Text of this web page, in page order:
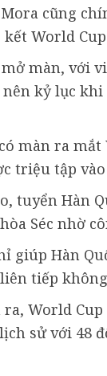
cũng
World Cup
màn, với
kỷ lục
màn ra mắt
triệu tập
tuyển Hàn
Séc nhờ
giúp Hàn
tiếp
World
sử với 48